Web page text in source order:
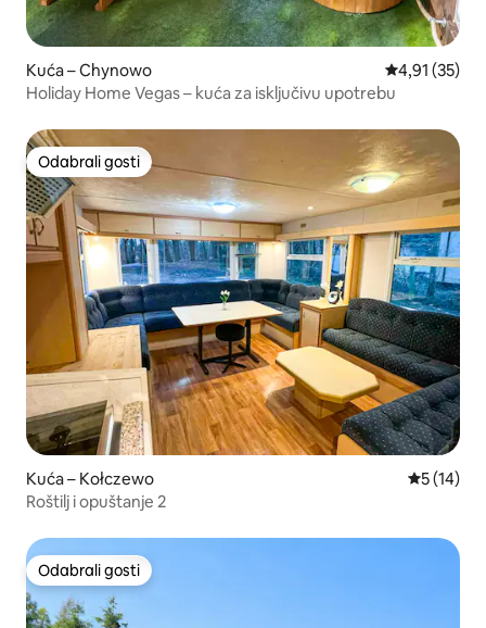
Kuća – Chynowo Prosječna
4,91 (35)
Holiday Home Vegas – kuća za isključivu upotrebu
Odabrali gosti
Odabrali gosti
Kuća – Kołczewo Prosječna
5 (14)
Roštilj i opuštanje 2
Odabrali gosti
Odabrali gosti